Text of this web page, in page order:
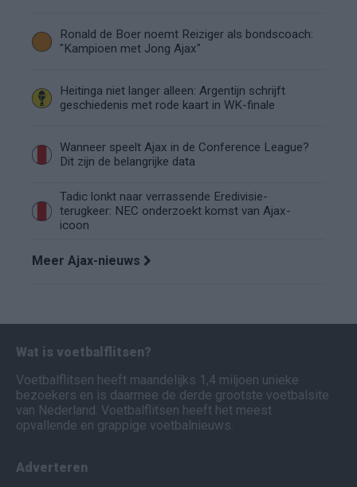
Ronald de Boer noemt Reiziger als bondscoach:
"Kampioen met Jong Ajax"
Heitinga niet langer alleen: Argentijn schrijft
geschiedenis met rode kaart in WK-finale
Wanneer speelt Ajax in de Conference League?
Dit zijn de belangrijke data
Tadic lonkt naar verrassende Eredivisie-
terugkeer: NEC onderzoekt komst van Ajax-
icoon
Meer Ajax-nieuws
Wat is voetbalflitsen?
Voetbalflitsen heeft maandelijks 1,4 miljoen unieke
bezoekers en is daarmee de derde grootste voetbalsite
van Nederland. Voetbalflitsen heeft het meest
opvallende en grappige voetbalnieuws.
Adverteren